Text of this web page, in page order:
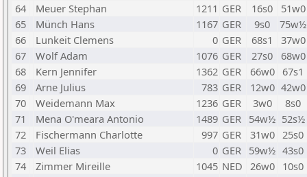
64
Meuer Stephan 1211 GER 16s0
51w0
65
Münch Hans 1167 GER 9s0
75w½
66
Lunkeit Clemens 0 GER 68s1
37w0
67
Wolf Adam 1076 GER 27s0
68w0
68
Kern Jennifer 1362 GER 66w0 67s1
69
Arne Julius 783 GER 12w0 42w0
70
Weidemann Max 1236 GER 3w0
8s0
71
Mena O'meara Antonio 1489 GER 54w½ 52s½
72
Fischermann Charlotte 997 GER 31w0 25s0
73
Weil Elias 0 GER 59w½ 43s0
74
Zimmer Mireille 1045 NED 26w0
10s0